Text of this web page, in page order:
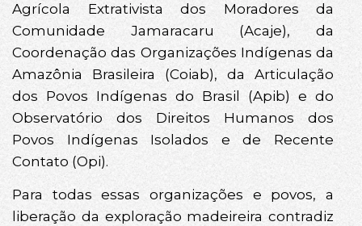
Agrícola Extrativista dos Moradores da
Comunidade Jamaracaru (Acaje), da
Coordenação das Organizações Indígenas da
Amazônia Brasileira (Coiab), da Articulação
dos Povos Indígenas do Brasil (Apib) e do
Observatório dos Direitos Humanos dos
Povos Indígenas Isolados e de Recente
Contato (Opi).
Para todas essas organizações e povos, a
liberação da exploração madeireira contradiz